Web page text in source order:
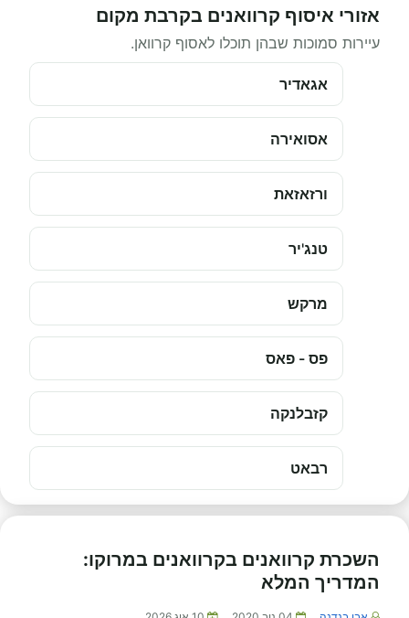
אזורי איסוף קרוואנים בקרבת מקום
עיירות סמוכות שבהן תוכלו לאסוף קרוואן.
אגאדיר
אסואירה
ורזאזאת
טנג'יר
מרקש
פס - פאס
קזבלנקה
רבאט
השכרת קרוואנים בקרוואנים במרוקו:
המדריך המלא